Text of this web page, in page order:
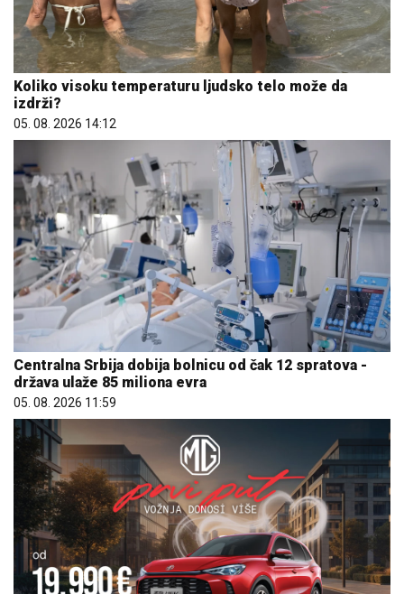
Koliko visoku temperaturu ljudsko telo može da
izdrži?
05. 08. 2026 14:12
Centralna Srbija dobija bolnicu od čak 12 spratova -
država ulaže 85 miliona evra
05. 08. 2026 11:59